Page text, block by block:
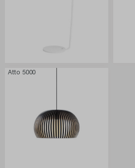
Atto 5000